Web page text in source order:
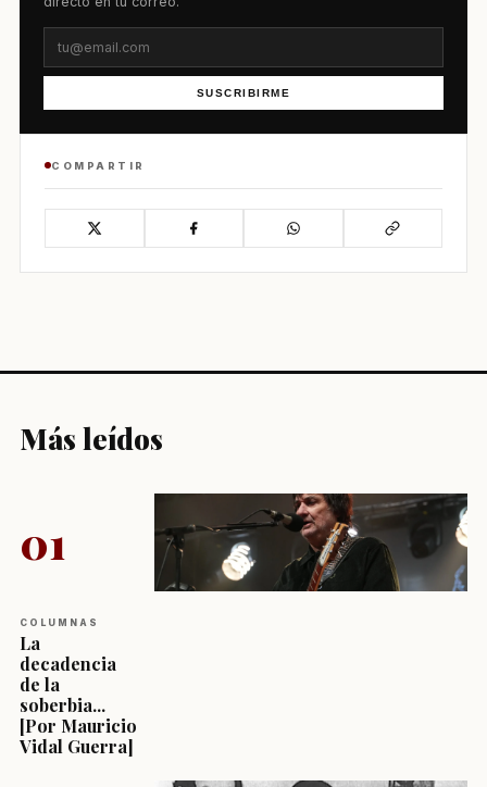
SUSCRIBIRME
COMPARTIR
Más leídos
01
COLUMNAS
La
decadencia
de la
soberbia...
[Por Mauricio
Vidal Guerra]